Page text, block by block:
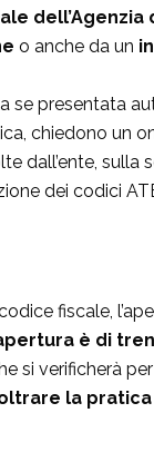
dell’Agenzia
o anche da un
se presentata
chiedono un
dall’ente, sulla
dei codici
fiscale,
è di
si verificherà
la